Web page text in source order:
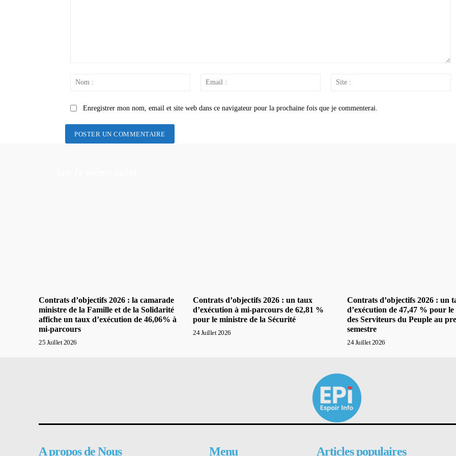
Email
Enregistrer mon nom, email et site web dans ce navigateur pour la prochaine fois que je commenterai.
Contrats d’objectifs 2026 : la camarade
ministre de la Famille et de la Solidarité
affiche un taux d’exécution de 46,06% à
mi-parcours
25 Juillet 2026
Contrats d’objectifs 2026 : un taux
d’exécution à mi-parcours de 62,81 %
pour le ministre de la Sécurité
24 Juillet 2026
Contrats d’objectifs 2026 : un
d’exécution de 47,47 % pour
des Serviteurs du Peuple au
semestre
24 Juillet 2026
A propos de Nous Menu Articles populaires